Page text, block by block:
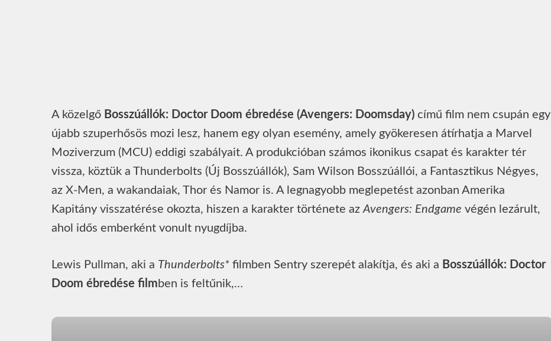
A közelgő Bosszúállók: Doctor Doom ébredése (Avengers: Doomsday) című film nem csupán egy
újabb szuperhősös mozi lesz, hanem egy olyan esemény, amely gyökeresen átírhatja a Marvel
Moziverzum (MCU) eddigi szabályait. A produkcióban számos ikonikus csapat és karakter tér
vissza, köztük a Thunderbolts (Új Bosszúállók), Sam Wilson Bosszúállói, a Fantasztikus Négyes,
az X-Men, a wakandaiak, Thor és Namor is. A legnagyobb meglepetést azonban Amerika
Kapitány visszatérése okozta, hiszen a karakter története az Avengers: Endgame végén lezárult,
ahol idős emberként vonult nyugdíjba.
Lewis Pullman, aki a Thunderbolts* filmben Sentry szerepét alakítja, és aki a Bosszúállók: Doctor
Doom ébredése film ben is feltűnik,…